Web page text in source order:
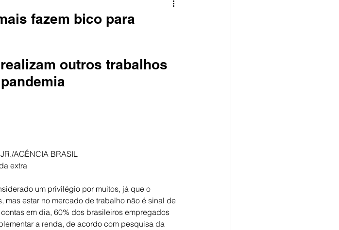
fazem bico para
outros trabalhos
AGÊNCIA BRASIL
extra
um privilégio por muitos, já que o
estar no mercado de trabalho não é sinal de
em dia, 60% dos brasileiros empregados
a renda, de acordo com pesquisa da